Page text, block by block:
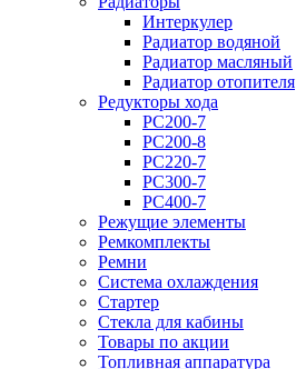
Интеркулер
Радиатор водяной
Радиатор масляный
Радиатор отопителя
Редукторы хода
PC200-7
PC200-8
PC220-7
PC300-7
PC400-7
Режущие элементы
Ремкомплекты
Ремни
Система охлаждения
Стартер
Стекла для кабины
Товары по акции
Топливная аппаратура